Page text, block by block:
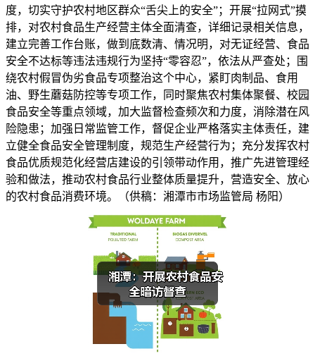
度，切实守护农村地区群众“舌尖上的安全”；开展“拉网式”摸
排，对农村食品生产经营主体全面清查，详细记录相关信息，
建立完善工作台账，做到底数清、情况明，对无证经营、食品
安全不达标等违法违规行为坚持“零容忍”，依法从严查处；围
绕农村假冒伪劣食品专项整治这个中心，紧盯肉制品、食用
油、野生蘑菇防控等专项工作，同时聚焦农村集体聚餐、校园
食品安全等重点领域，加大监督检查频次和力度，消除潜在风
险隐患；加强日常监管工作，督促企业严格落实主体责任，建
立健全食品安全管理制度，规范生产经营行为；充分发挥农村
食品优质规范化经营店建设的引领带动作用，推广先进管理经
验和做法，推动农村食品行业整体质量提升，营造安全、放心
的农村食品消费环境。（供稿：湘潭市市场监管局 杨阳）